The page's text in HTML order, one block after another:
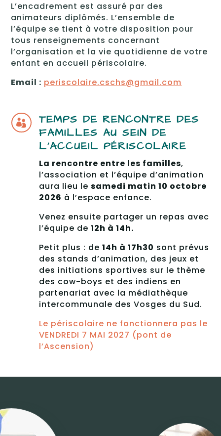
L’encadrement est assuré par des
animateurs diplômés. L’ensemble de
l’équipe se tient à votre disposition pour
tous renseignements concernant
l’organisation et la vie quotidienne de votre
enfant en accueil périscolaire.
Email : periscolaire.cschs@gmail.com

TEMPS DE RENCONTRE DES
FAMILLES AU SEIN DE
L'ACCUEIL PÉRISCOLAIRE
La rencontre entre les familles,
l’association et l’équipe d’animation
aura lieu le samedi matin 10 octobre
2026 à l’espace enfance.
Venez ensuite partager un repas avec
l’équipe de 12h à 14h.
Petit plus : de 14h à 17h30 sont prévus
des stands d’animation, des jeux et
des initiations sportives sur le thème
des cow-boys et des indiens en
partenariat avec la médiathèque
intercommunale des Vosges du Sud.
Le périscolaire ne fonctionnera pas le
VENDREDI 7 MAI 2027 (pont de
l’Ascension)